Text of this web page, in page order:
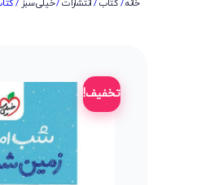
خانه/کتاب/انتشارات/خیلی سبز /
تخفیف!